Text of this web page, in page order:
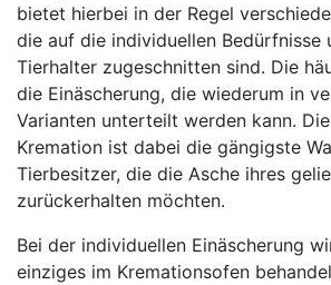
bietet hierbei in der Regel
die auf die individuellen Bedürfnisse
Tierhalter zugeschnitten sind. Die
die Einäscherung, die wiederum in
Varianten unterteilt werden kann.
Kremation ist dabei die gängigste
Tierbesitzer, die die Asche ihres
zurückerhalten möchten.
Bei der individuellen Einäscherung
einziges im Kremationsofen